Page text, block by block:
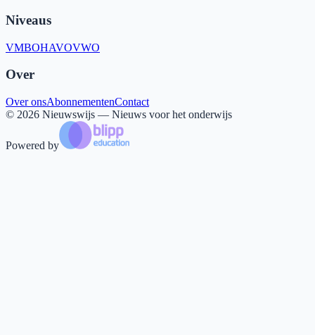
Niveaus
VMBOHAVOVWO
Over
Over onsAbonnementenContact
© 2026 Nieuwswijs — Nieuws voor het onderwijs
Powered by